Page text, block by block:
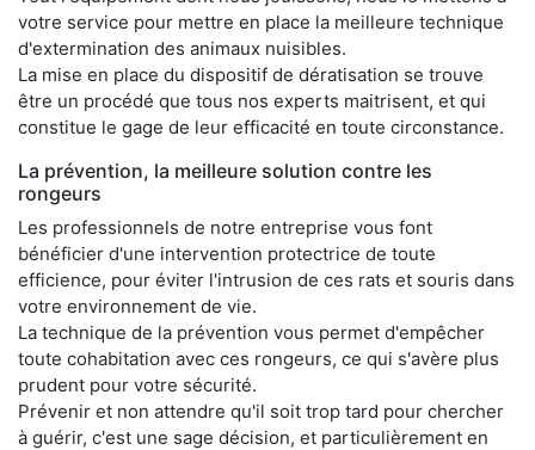
votre service pour mettre en place la meilleure technique
d'extermination des animaux nuisibles.
La mise en place du dispositif de dératisation se trouve
être un procédé que tous nos experts maitrisent, et qui
constitue le gage de leur efficacité en toute circonstance.
La prévention, la meilleure solution contre les
rongeurs
Les professionnels de notre entreprise vous font
bénéficier d'une intervention protectrice de toute
efficience, pour éviter l'intrusion de ces rats et souris dans
votre environnement de vie.
La technique de la prévention vous permet d'empêcher
toute cohabitation avec ces rongeurs, ce qui s'avère plus
prudent pour votre sécurité.
Prévenir et non attendre qu'il soit trop tard pour chercher
à guérir, c'est une sage décision, et particulièrement en